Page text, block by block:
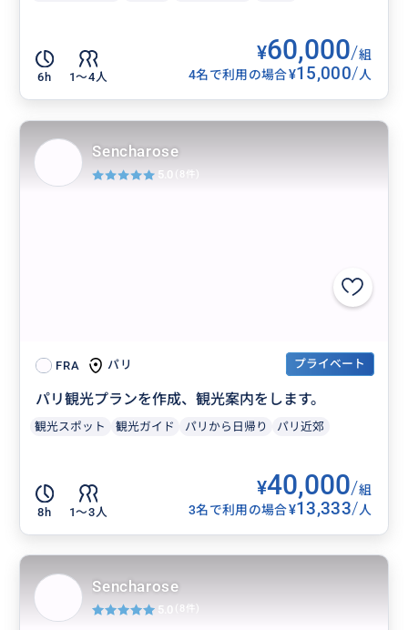
6h 1〜4人
¥60,000/組
4名で利用の場合¥15,000/人
FRA パリ プライベート
パリ観光プランを作成、観光案内をします。
観光スポット 観光ガイド パリから日帰り パリ近郊
8h 1〜3人
¥40,000/組
3名で利用の場合¥13,333/人
Sencharose
5.0 (8件)
Sencharose
5.0 (8件)